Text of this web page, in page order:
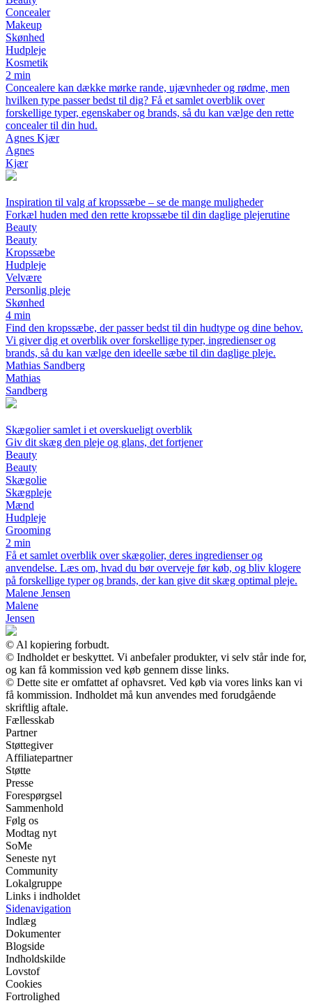
Concealer
Makeup
Skønhed
Hudpleje
Kosmetik
2 min
Concealere kan dække mørke rande, ujævnheder og rødme, men
hvilken type passer bedst til dig? Få et samlet overblik over
forskellige typer, egenskaber og brands, så du kan vælge den rette
concealer til din hud.
Agnes Kjær
Agnes
Kjær
Inspiration til valg af kropssæbe – se de mange muligheder
Forkæl huden med den rette kropssæbe til din daglige plejerutine
Beauty
Beauty
Kropssæbe
Hudpleje
Velvære
Personlig pleje
Skønhed
4 min
Find den kropssæbe, der passer bedst til din hudtype og dine behov.
Vi giver dig et overblik over forskellige typer, ingredienser og
brands, så du kan vælge den ideelle sæbe til din daglige pleje.
Mathias Sandberg
Mathias
Sandberg
Skægolier samlet i et overskueligt overblik
Giv dit skæg den pleje og glans, det fortjener
Beauty
Beauty
Skægolie
Skægpleje
Mænd
Hudpleje
Grooming
2 min
Få et samlet overblik over skægolier, deres ingredienser og
anvendelse. Læs om, hvad du bør overveje før køb, og bliv klogere
på forskellige typer og brands, der kan give dit skæg optimal pleje.
Malene Jensen
Malene
Jensen
© Al kopiering forbudt.
© Indholdet er beskyttet. Vi anbefaler produkter, vi selv står inde for,
og kan få kommission ved køb gennem disse links.
© Dette site er omfattet af ophavsret. Ved køb via vores links kan vi
få kommission. Indholdet må kun anvendes med forudgående
skriftlig aftale.
Fællesskab
Partner
Støttegiver
Affiliatepartner
Støtte
Presse
Forespørgsel
Sammenhold
Følg os
Modtag nyt
SoMe
Seneste nyt
Community
Lokalgruppe
Links i indholdet
Sidenavigation
Indlæg
Dokumenter
Blogside
Indholdskilde
Lovstof
Cookies
Fortrolighed